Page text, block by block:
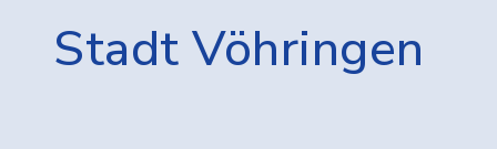
Stadt Vöhringen